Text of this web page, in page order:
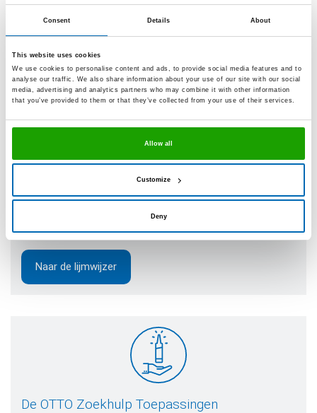
Consent Details About
This website uses cookies
We use cookies to personalise content and ads, to provide social media features and to
analyse our traffic. We also share information about your use of our site with our social
media, advertising and analytics partners who may combine it with other information
that you’ve provided to them or that they’ve collected from your use of their services.
Allow all
Customize
Deny
De OTTO-lijmwijzer
Wij hebben onze lijmwijzer speciaal ontwikkeld om de
Selecteer substraten
Kies type hechting
Toon de geschikte lijm voor uw toepassing
Naar de lijmwijzer
De OTTO Zoekhulp Toepassingen